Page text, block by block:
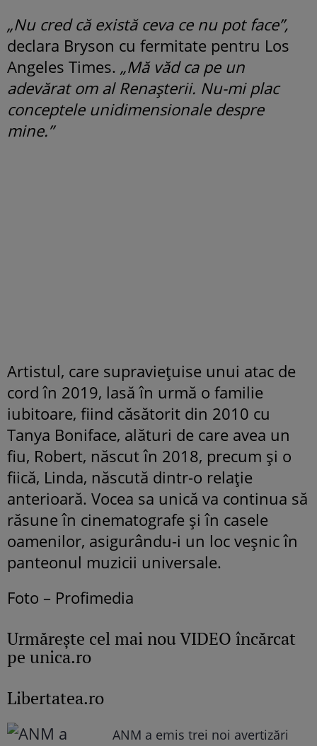
„Nu cred că există ceva ce nu pot face”,
declara Bryson cu fermitate pentru Los
Angeles Times. „Mă văd ca pe un
adevărat om al Renașterii. Nu-mi plac
conceptele unidimensionale despre
mine.”
Artistul, care supraviețuise unui atac de
cord în 2019, lasă în urmă o familie
iubitoare, fiind căsătorit din 2010 cu
Tanya Boniface, alături de care avea un
fiu, Robert, născut în 2018, precum și o
fiică, Linda, născută dintr-o relație
anterioară. Vocea sa unică va continua să
răsune în cinematografe și în casele
oamenilor, asigurându-i un loc veșnic în
panteonul muzicii universale.
Foto – Profimedia
Urmăreşte cel mai nou VIDEO încărcat
pe unica.ro
Libertatea.ro
ANM a emis trei noi avertizări